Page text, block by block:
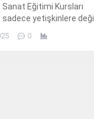
Sanat Eğitimi Kursları
sadece yetişkinlere değil
geleceğine de katkı
veriyor.
0